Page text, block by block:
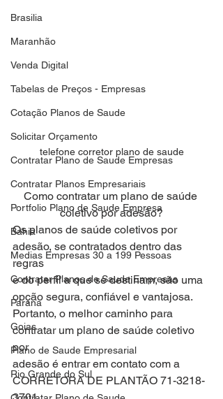
Brasilia
Maranhão
Venda Digital
Tabelas de Preços - Empresas
Cotação Planos de Saude
Solicitar Orçamento
Contratar Plano de Saude Empresas
Contratar Planos Empresariais
Portfolio Plano de Saude Empresa
Bahia
Medias Empresas 30 a 199 Pessoas
Contratar Planos de Saude Empresas
Parana
Goias
Plano de Saude Empresarial
Rio Grande do Sul
telefone corretor plano de saude
Como contratar um plano de saúde
coletivo por adesão?
Os planos de saúde coletivos por
adesão, se contratados dentro das
regras
e do perfil a que se destinam, são uma
opção segura, confiável e vantajosa.
Portanto, o melhor caminho para
contratar um plano de saúde coletivo
por
adesão é entrar em contato com a
CORRETORA DE PLANTÃO 71-3218-